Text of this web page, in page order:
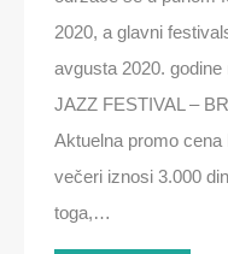
2020, a glavni
avgusta 2020.
JAZZ FESTIVAL –
Aktuelna promo
večeri iznosi 3.000
toga,…